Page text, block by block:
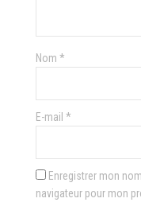
Nom *
E-mail *
Enregistrer mon
navigateur pour mon